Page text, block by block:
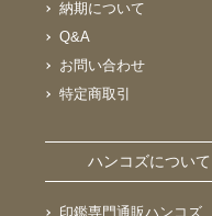
納期について
Q&A
お問い合わせ
特定商取引
ハンコズについて
印鑑専門通販ハンコズ